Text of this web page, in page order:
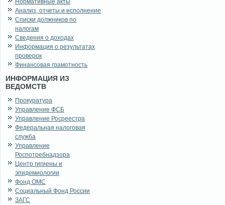
Нормативные акты
Анализ, отчеты и исполнение
Списки должников по
налогам
Сведения о доходах
Информация о результатах
проверок
Финансовая грамотность
ИНФОРМАЦИЯ ИЗ
ВЕДОМСТВ
Прокуратура
Управление ФСБ
Управление Росреестра
Федеральная налоговая
служба
Управление
Роспотребнадзора
Центр гигиены и
эпидемиологии
Фонд ОМС
Социальный Фонд России
ЗАГС